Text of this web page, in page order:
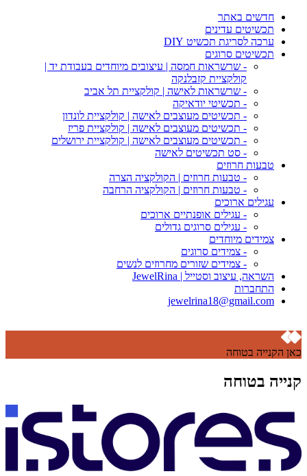
חדשים באתר
תכשיטים עדינים
ערכה לסריגת תכשיט DIY
תכשיטים סרוגים
- שרשראות חמסה | עיצובים מיוחדים בעבודת יד |
קולקציית קזבלנקה
- שרשראות לאישה | קולקציית תל אביב
- תכשיטי יודאיקה
- תכשיטים מעוצבים לאישה | קולקציית לונדון
- תכשיטים מעוצבים לאישה | קולקציית פריז
- תכשיטים מעוצבים לאישה | קולקציית ירושלים
- סט תכשיטים לאישה
טבעות חרוזים
- טבעות חרוזים | הקולקציה הצרה
- טבעות חרוזים | הקולקציה הרחבה
עגילים ארוכים
- עגילים אופנתיים ארוכים
- עגילים סרוגים גדולים
צמידים מיוחדים
- צמידים סרוגים
- צמידים שזורים מחרוזים לנשים
השראה, עיצוב וסטייל | JewelRina
התחברות
jewelrina18@gmail.com
כאן הקנייה בטוחה
קנייה בטוחה